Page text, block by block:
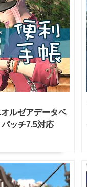
オルゼアデータベ
ッチ7.5対応